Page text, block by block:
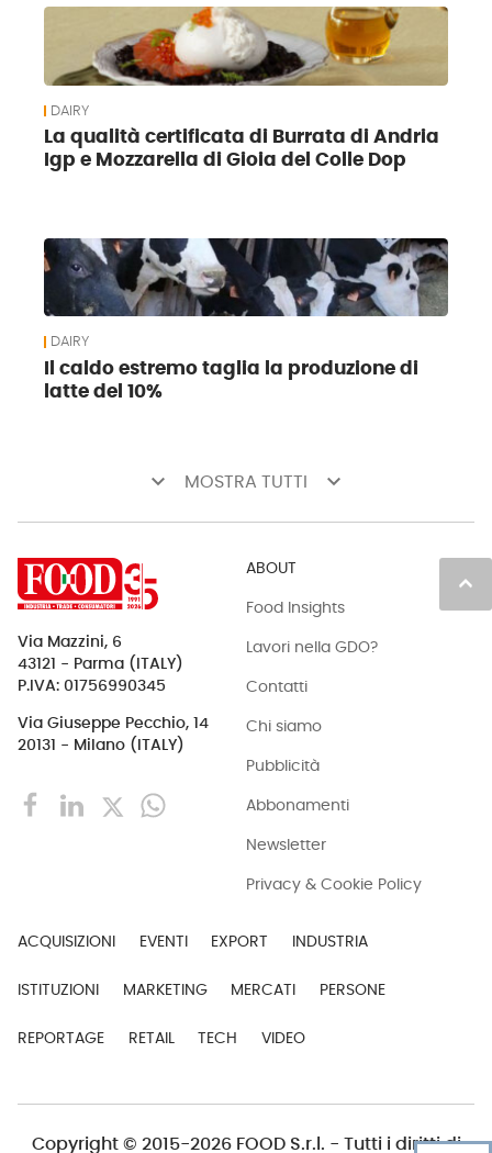
DAIRY
La qualità certificata di Burrata di Andria
Igp e Mozzarella di Gioia del Colle Dop
DAIRY
Il caldo estremo taglia la produzione di
latte del 10%
keyboard_arrow_down MOSTRA TUTTI keyboard_arrow_down
keyboard_arrow_up
Via Mazzini, 6
43121 - Parma (ITALY)
P.IVA: 01756990345
Via Giuseppe Pecchio, 14
20131 - Milano (ITALY)
ABOUT
Food Insights
Lavori nella GDO?
Contatti
Chi siamo
Pubblicità
Abbonamenti
Newsletter
Privacy & Cookie Policy
ACQUISIZIONI EVENTI EXPORT INDUSTRIA
ISTITUZIONI MARKETING MERCATI PERSONE
REPORTAGE RETAIL TECH VIDEO
Copyright © 2015-2026 FOOD S.r.l. - Tutti i diritti di